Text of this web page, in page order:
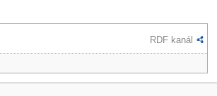
RDF kanál